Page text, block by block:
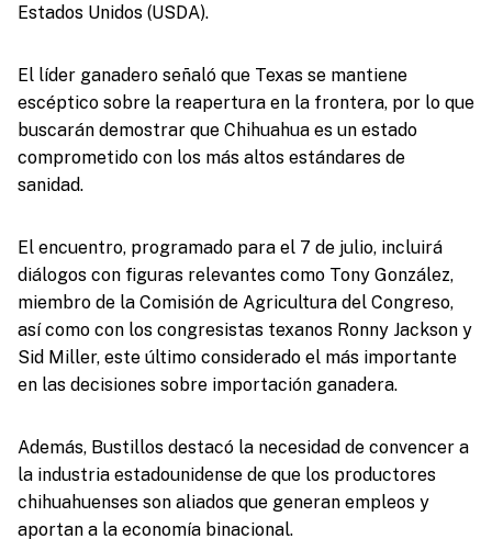
Estados Unidos (USDA).
El líder ganadero señaló que Texas se mantiene
escéptico sobre la reapertura en la frontera, por lo que
buscarán demostrar que Chihuahua es un estado
comprometido con los más altos estándares de
sanidad.
El encuentro, programado para el 7 de julio, incluirá
diálogos con figuras relevantes como Tony González,
miembro de la Comisión de Agricultura del Congreso,
así como con los congresistas texanos Ronny Jackson y
Sid Miller, este último considerado el más importante
en las decisiones sobre importación ganadera.
Además, Bustillos destacó la necesidad de convencer a
la industria estadounidense de que los productores
chihuahuenses son aliados que generan empleos y
aportan a la economía binacional.